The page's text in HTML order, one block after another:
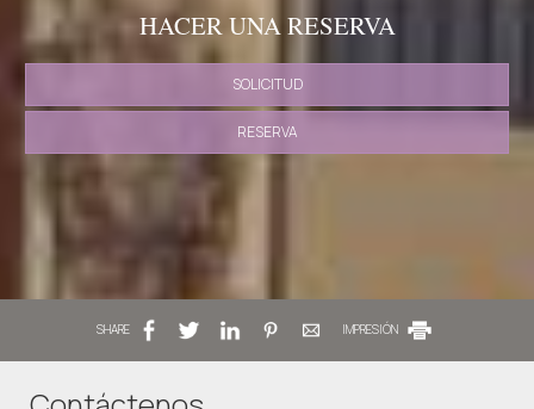
HACER UNA RESERVA
SOLICITUD
RESERVA
SHARE IMPRESIÓN